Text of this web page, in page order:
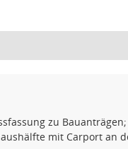
zu Bauanträgen;
mit Carport an